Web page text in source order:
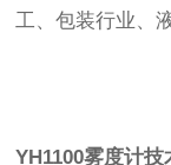
工、包装行业、
YH1100雾度计技